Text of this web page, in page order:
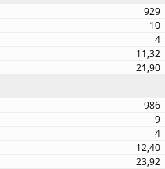
929
10
4
11,32
21,90
986
9
4
12,40
23,92